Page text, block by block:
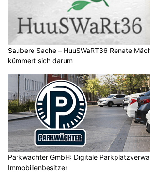
Saubere Sache – HuuSWaRT36 Renate
kümmert sich darum
Parkwächter GmbH: Digitale
Immobilienbesitzer